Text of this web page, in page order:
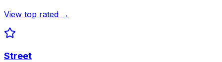
View top rated →
Street